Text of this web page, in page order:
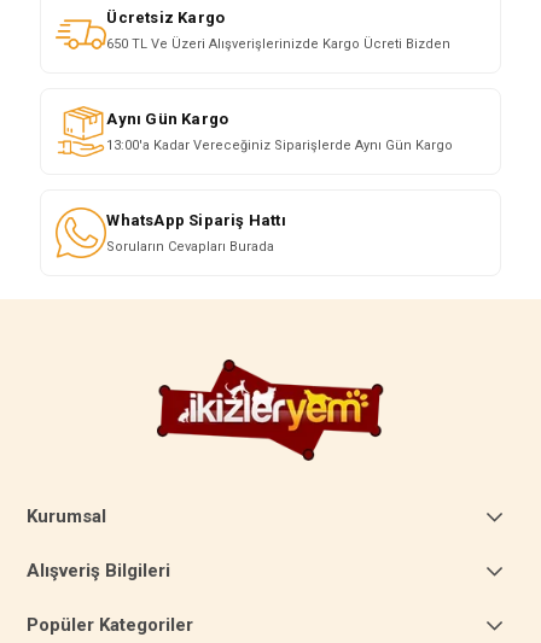
Ücretsiz Kargo
650 TL Ve Üzeri Alışverişlerinizde Kargo Ücreti Bizden
Aynı Gün Kargo
13:00'a Kadar Vereceğiniz Siparişlerde Aynı Gün Kargo
WhatsApp Sipariş Hattı
Soruların Cevapları Burada
Kurumsal
Alışveriş Bilgileri
Popüler Kategoriler